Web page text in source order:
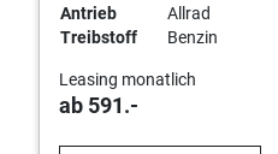
Antrieb
Allrad
Treibstoff
Benzin
Leasing monatlich
ab 591.-